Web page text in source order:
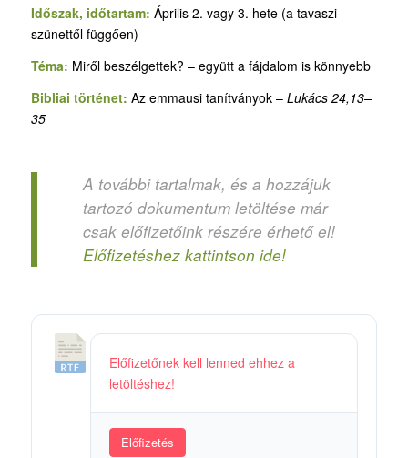
Időszak, időtartam: Április 2. vagy 3. hete (a tavaszi
szünettől függően)
Téma: Miről beszélgettek? – együtt a fájdalom is könnyebb
Bibliai történet: Az emmausi tanítványok – Lukács 24,13–
35
A további tartalmak, és a hozzájuk
tartozó dokumentum letöltése már
csak előfizetőink részére érhető el!
Előfizetéshez kattintson ide!
3
M
Előfizetőnek kell lenned ehhez a
letöltéshez!
Előfizetés